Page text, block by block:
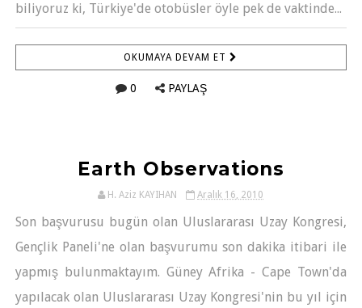
biliyoruz ki, Türkiye'de otobüsler öyle pek de vaktinde...
OKUMAYA DEVAM ET
0 PAYLAŞ
Earth Observations
H. Aziz KAYIHAN Aralık 16, 2010
Son başvurusu bugün olan Uluslararası Uzay Kongresi,
Gençlik Paneli'ne olan başvurumu son dakika itibari ile
yapmış bulunmaktayım. Güney Afrika - Cape Town'da
yapılacak olan Uluslararası Uzay Kongresi'nin bu yıl için